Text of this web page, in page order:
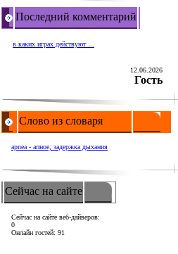
Последний комментарий
в каких играх действуют ...
12.06.2026
Гость
Слово из словаря
apnea - апное, задержка дыхания
Сейчас на сайте
Сейчас на сайте веб-дайверов:
0
Онлайн гостей: 91